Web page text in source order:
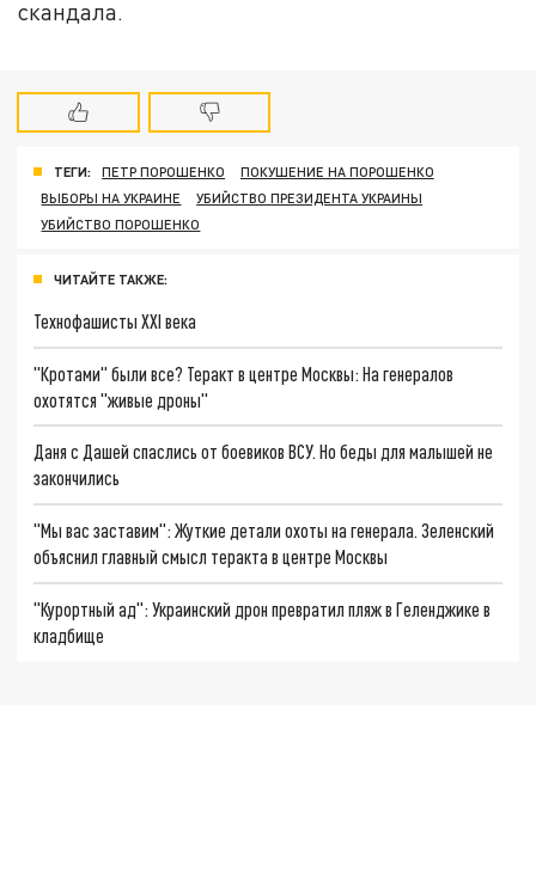
скандала.
ТЕГИ: ПЕТР ПОРОШЕНКО
ПОКУШЕНИЕ НА ПОРОШЕНКО
ВЫБОРЫ НА УКРАИНЕ
УБИЙСТВО ПРЕЗИДЕНТА УКРАИНЫ
УБИЙСТВО ПОРОШЕНКО
ЧИТАЙТЕ ТАКЖЕ:
Технофашисты XXI века
"Кротами" были все? Теракт в центре Москвы: На генералов
охотятся "живые дроны"
Даня с Дашей спаслись от боевиков ВСУ. Но беды для малышей не
закончились
"Мы вас заставим": Жуткие детали охоты на генерала. Зеленский
объяснил главный смысл теракта в центре Москвы
"Курортный ад": Украинский дрон превратил пляж в Геленджике в
кладбище